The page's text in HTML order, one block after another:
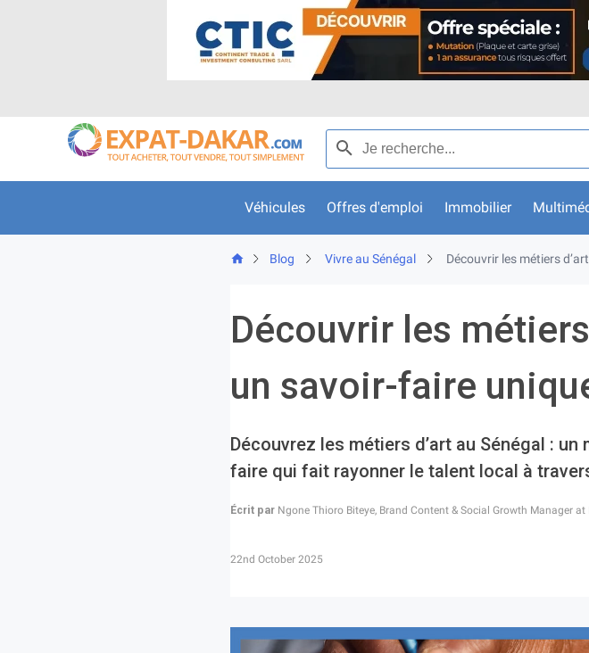
Recherche par texte
Véhicules Offres d'emploi Immobilier
Blog Vivre au Sénégal Découvrir les métiers
Découvrir les
un savoir-faire
Découvrez les métiers d’art au Sénégal :
faire qui fait rayonner le talent local à
Écrit parNgone Thioro Biteye, Brand Content & Social Growth Manager at
22nd October 2025